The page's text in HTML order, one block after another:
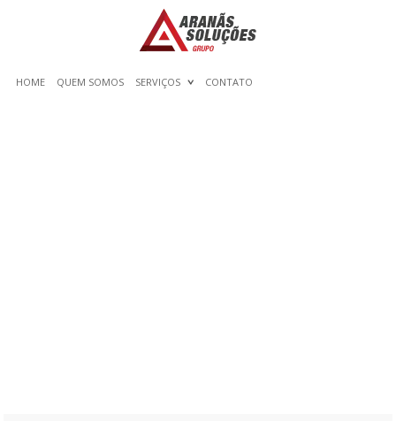
HOME QUEM SOMOS SERVIÇOS CONTATO